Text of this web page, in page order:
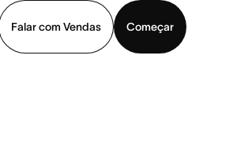
Falar com Vendas
Começar